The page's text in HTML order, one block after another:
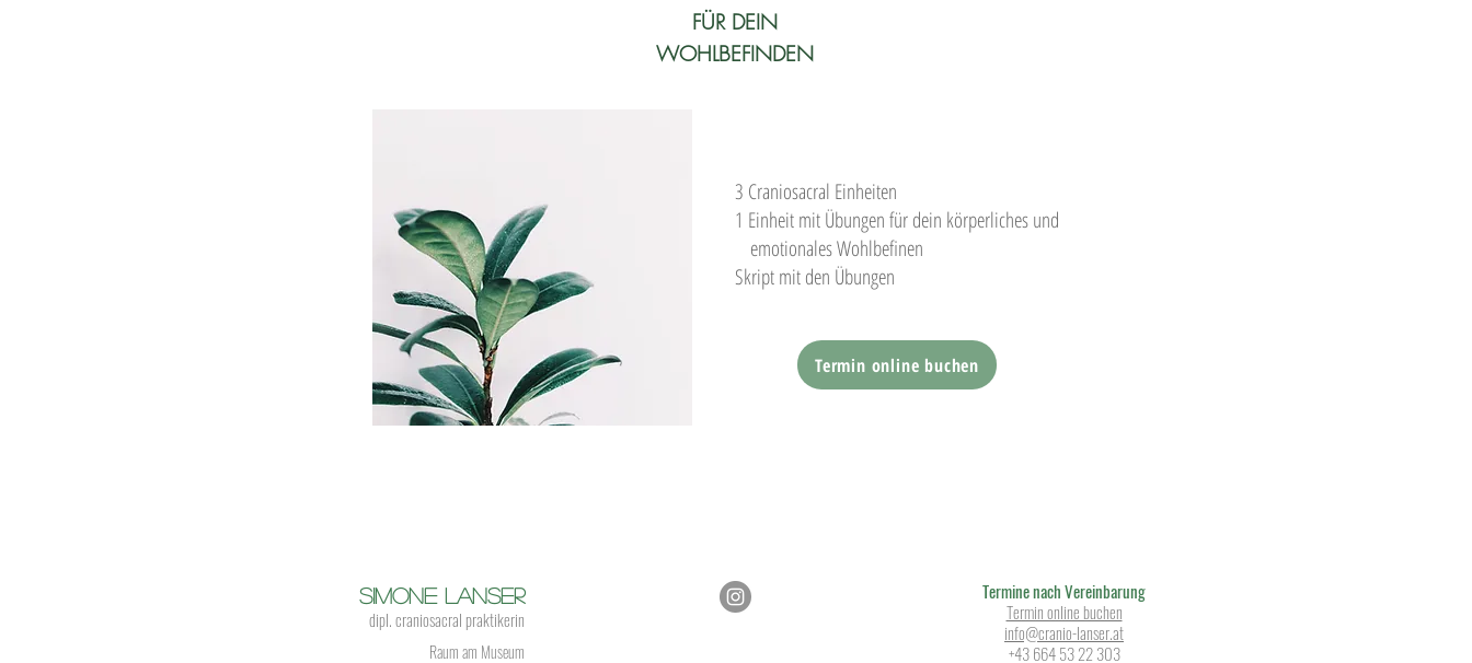
3 Craniosacral Einheiten
1 Einheit mit Übungen für dein körperliches und
emotionales Wohlbefinen
Skript mit den Übungen
Termin online buchen
FÜR DEIN
WOHLBEFINDEN
Simone Lanser
dipl. craniosacral praktikerin
Raum am Museum
Termine nach Vereinbarung
Termin online buchen
info@cranio-lanser.at
+43 664 53 22 303